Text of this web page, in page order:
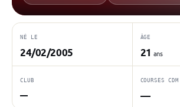
NÉ LE
24/02/2005
ÂGE
21 ans
CLUB
—
COURSES CDM
—